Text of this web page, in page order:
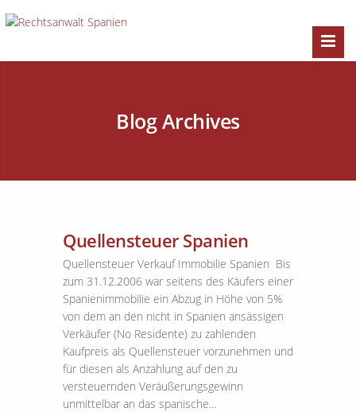
Blog Archives
Quellensteuer Spanien
Quellensteuer Verkauf Immobilie Spanien Bis
zum 31.12.2006 war seitens des Käufers einer
Spanienimmobilie ein Abzug in Höhe von 5%
von dem an den nicht in Spanien ansässigen
Verkäufer (No Residente) zu zahlenden
Kaufpreis als Quellensteuer vorzunehmen und
für diesen als Anzahlung auf den zu
versteuernden Veräußerungsgewinn
unmittelbar an das spanische…